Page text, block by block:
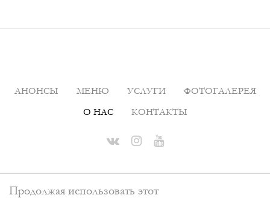
АНОНСЫ МЕНЮ УСЛУГИ
ФОТОГАЛЕРЕЯ
О НАС
КОНТАКТЫ
Танцевальный ресторан СССР
Продолжая использовать этот